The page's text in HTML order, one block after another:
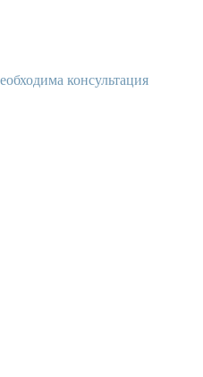
консультация